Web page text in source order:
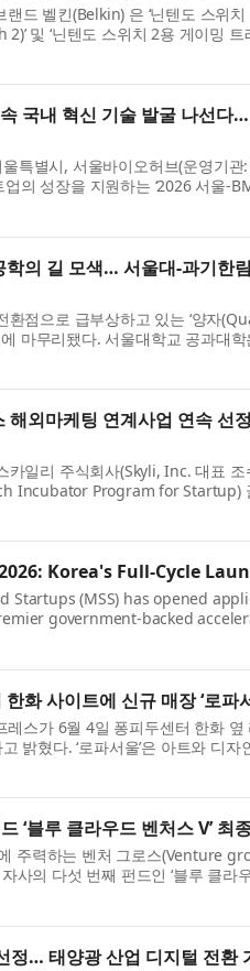
드 벨킨(Belkin) 은 ‘닌텐도 스위
및 ‘닌텐도 스위치 2용 게이밍
국내 혁신 기술 발굴 나선다
특별시, 서울바이오허브(운영기
의 성장을 지원하는 ‘2026 서울-
학의 길 모색… 서울대-과기한
점으로 급부상하고 있는 ‘양자
마무리됐다. 서울대학교 공과대
해외마케팅 연계사업 연속
일리 주식회사(Skyli, Inc. 대표
Incubator Program for Startup)
Korea's Full-Cycle
Startups (MSS) has opened
government-backed
화 사이트에 신규 매장 ‘로파
스가 6월 4일 퐁피두센터 한화
밝혔다. ‘로파서울’은 아트와 디
‘블루 클라우드 벤처스 V’ 최
주력하는 벤처 그로스(Venture
의 다섯 번째 펀드인 ‘블루 클라
정… 태양광 산업 디지털 전환